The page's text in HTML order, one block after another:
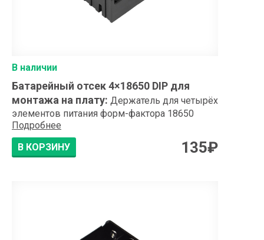
В наличии
Батарейный отсек 4×18650 DIP для
монтажа на плату: Держатель для четырёх
элементов питания форм-фактора 18650
Подробнее
В КОРЗИНУ
135₽